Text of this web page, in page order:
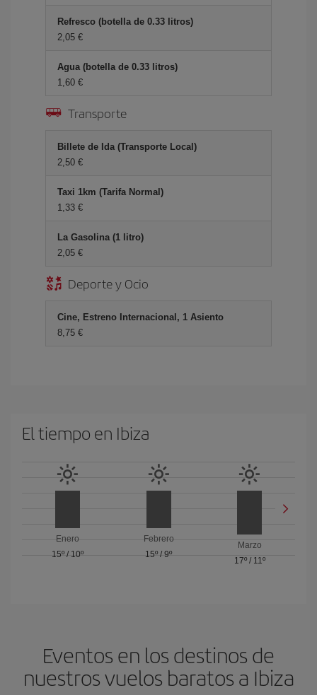
Refresco (botella de 0.33 litros)
2,05 €
Agua (botella de 0.33 litros)
1,60 €
Transporte
Billete de Ida (Transporte Local)
2,50 €
Taxi 1km (Tarifa Normal)
1,33 €
La Gasolina (1 litro)
2,05 €
Deporte y Ocio
Cine, Estreno Internacional, 1 Asiento
8,75 €
El tiempo en Ibiza
Enero
15º/ 10º
Febrero
15º / 9º
Marzo
17º/ 11º
Eventos en los destinos de
nuestros vuelos baratos a Ibiza